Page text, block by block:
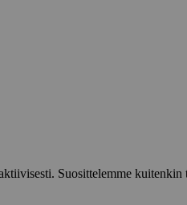
Suosittelemme kuitenkin